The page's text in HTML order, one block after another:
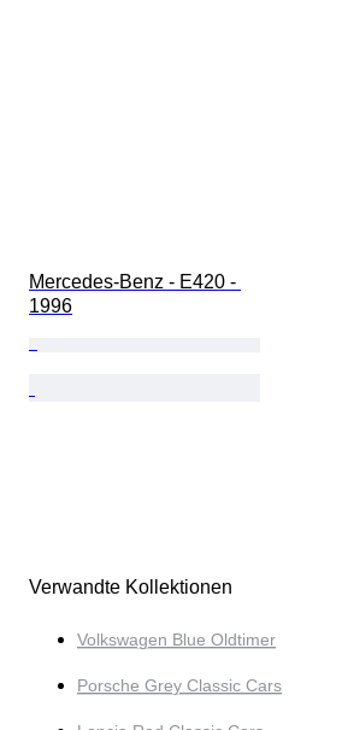
Mercedes-Benz - E420 -
1996
Verwandte Kollektionen
Volkswagen Blue Oldtimer
Porsche Grey Classic Cars